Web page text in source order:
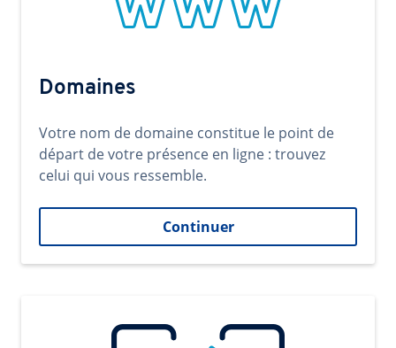
Domaines
Votre nom de domaine constitue le point de
départ de votre présence en ligne : trouvez
celui qui vous ressemble.
Continuer